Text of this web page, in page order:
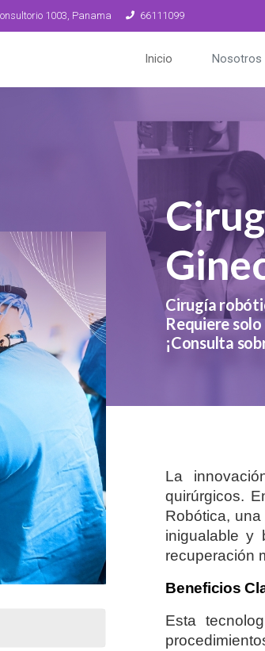
1003, Panama 66111099
Inicio Nosotros
Cirugía
Requiere
¡Consulta
La
quirúrgicos.
Robótica,
inigualable y
recuperación
Beneficios
Esta